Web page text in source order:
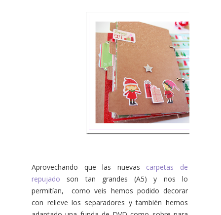
Aprovechando que las nuevas carpetas de
repujado son tan grandes (A5) y nos lo
permitían, como veis hemos podido decorar
con relieve los separadores y también hemos